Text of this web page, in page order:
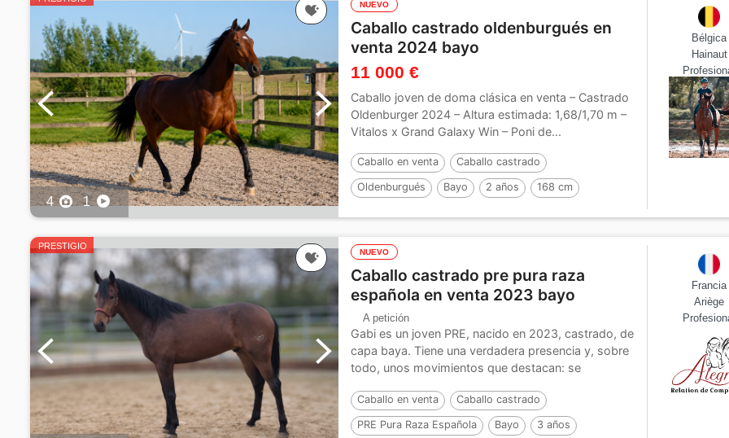
4 1
NUEVO
Caballo castrado oldenburgués en
venta 2024 bayo
11 000 €
Caballo joven de doma clásica en venta – Castrado
Oldenburger 2024 – Altura estimada: 1,68/1,70 m –
Vitalos x Grand Galaxy Win – Poni de...
Caballo en venta Caballo castrado
Oldenburgués Bayo 2 años 168 cm
Bélgica
Hainaut
PRESTIGIO
NUEVO
Caballo castrado pre pura raza
española en venta 2023 bayo
A petición
Gabi es un joven PRE, nacido en 2023, castrado, de
capa baya. Tiene una verdadera presencia y, sobre
todo, unos movimientos que destacan: se
Caballo en venta Caballo castrado
PRE Pura Raza Española Bayo 3 años
Francia
Ariège